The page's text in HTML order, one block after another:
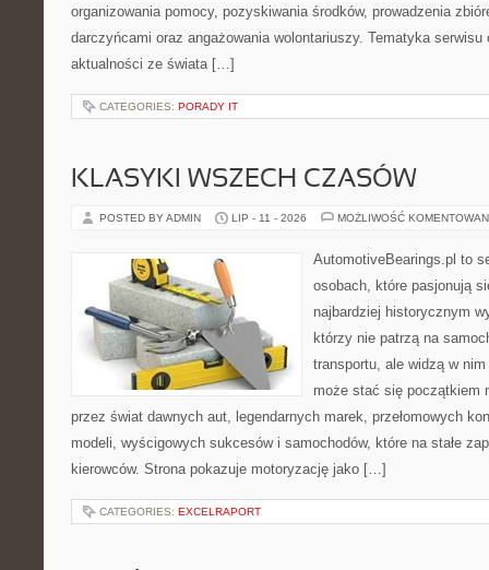
organizowania pomocy, pozyskiwania środków, prowadzenia
darczyńcami oraz angażowania wolontariuszy. Tematyka
aktualności ze świata […]
CATEGORIES: PORADY IT
KLASYKI WSZECH CZASÓW
POSTED BY ADMIN LIP - 11 - 2026 MOŻLIWOŚĆ
AutomotiveBearings.pl to
osobach, które pasjonują
najbardziej historycznym
którzy nie patrzą na
transportu, ale widzą w
może stać się początkiem
przez świat dawnych aut, legendarnych marek, przełomowych
modeli, wyścigowych sukcesów i samochodów, które na stałe
kierowców. Strona pokazuje motoryzację jako […]
CATEGORIES: EXCELRAPORT